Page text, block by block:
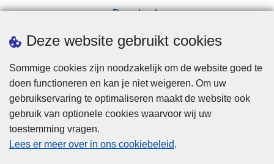
Deze website gebruikt cookies
Sommige cookies zijn noodzakelijk om de website goed te
doen functioneren en kan je niet weigeren. Om uw
gebruikservaring te optimaliseren maakt de website ook
gebruik van optionele cookies waarvoor wij uw
toestemming vragen.
Lees er meer over in ons cookiebeleid.
Downloads
Privacy